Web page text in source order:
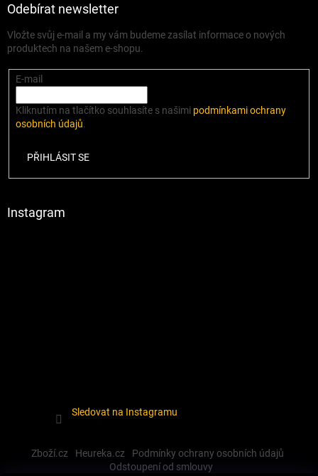
Odebírat newsletter
Vložte svůj e-mail a my vám budeme zasílat informace o nových
produktech na našem e-shopu.
E-mail
Kliknutím na tlačítko souhlasíte s našimi podmínkami ochrany
osobních údajů.
PŘIHLÁSIT SE
Instagram
Sledovat na Instagramu
Zboží.cz Heureka.cz
Podmínky ochrany osobních údajů
Odstoupení od smlouvy